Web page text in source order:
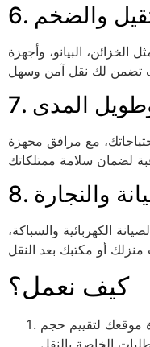
والضخم
الخزائن، البيانو، وأجهزة
المدى
مع مرافق مجهزة
والنجارة
الكهربائية والسباكة،
كيف نعمل؟
موقعك لتقييم حجم